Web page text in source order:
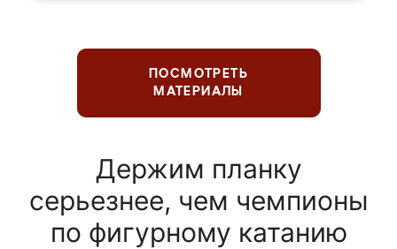
ПОСМОТРЕТЬ
МАТЕРИАЛЫ
Держим планку
серьезнее, чем чемпионы
по фигурному катанию